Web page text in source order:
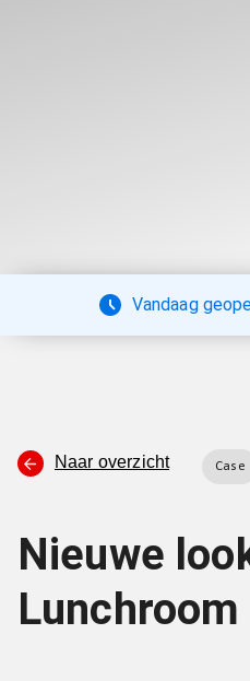
Vandaag
Naar overzicht Case
Nieuwe